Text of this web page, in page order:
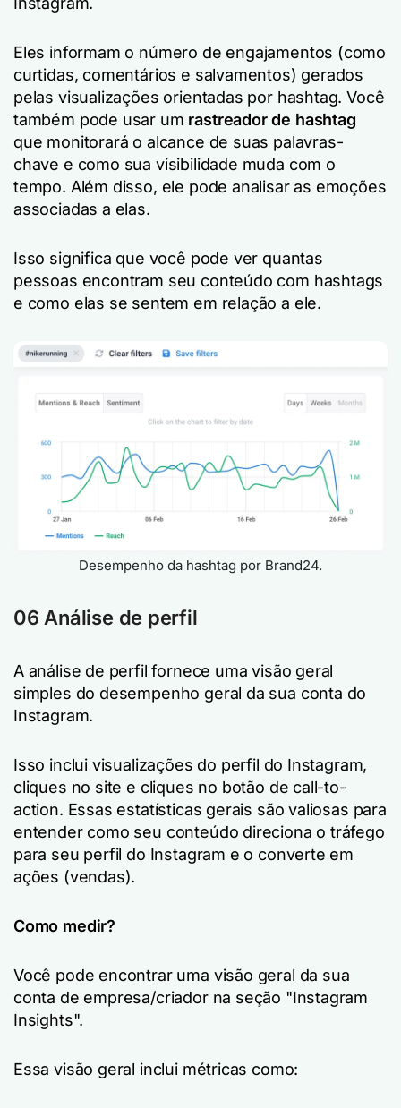
Eles informam o número de engajamentos (como
curtidas, comentários e salvamentos) gerados
pelas visualizações orientadas por hashtag. Você
também pode usar um rastreador de hashtag
que monitorará o alcance de suas palavras-
chave e como sua visibilidade muda com o
tempo. Além disso, ele pode analisar as emoções
associadas a elas.
Isso significa que você pode ver quantas
pessoas encontram seu conteúdo com hashtags
e como elas se sentem em relação a ele.
Desempenho da hashtag por Brand24.
06 Análise de perfil
A análise de perfil fornece uma visão geral
simples do desempenho geral da sua conta do
Instagram.
Isso inclui visualizações do perfil do Instagram,
cliques no site e cliques no botão de call-to-
action. Essas estatísticas gerais são valiosas para
entender como seu conteúdo direciona o tráfego
para seu perfil do Instagram e o converte em
ações (vendas).
Como medir?
Você pode encontrar uma visão geral da sua
conta de empresa/criador na seção "Instagram
Insights".
Essa visão geral inclui métricas como: